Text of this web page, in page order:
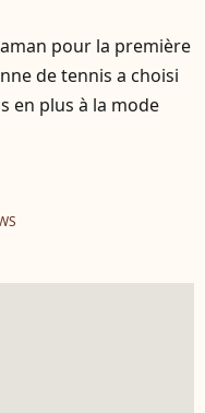
pour la première
de tennis a choisi
en plus à la mode